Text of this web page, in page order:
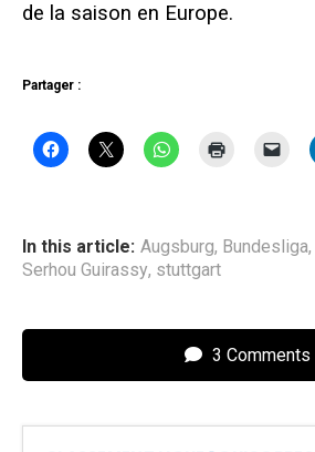
de la saison en Europe.
Partager :
In this article: Augsburg, Bundesliga,
Serhou Guirassy, stuttgart
3 Comments